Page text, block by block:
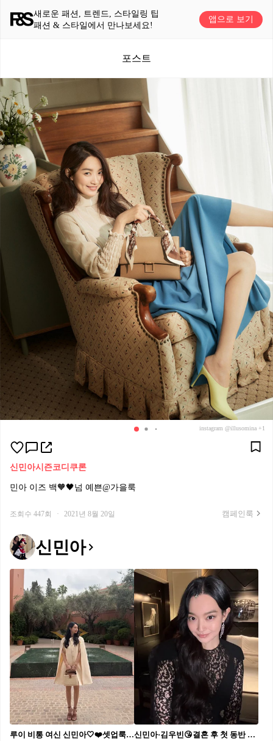
새로운 패션, 트렌드, 스타일링 팁
패션 & 스타일에서 만나보세요!
앱으로 보기
포스트
instagram @illusomina +1
신민아시즌코디 쿠론
민아 이즈 백🧡🖤넘 예쁜@가을룩
조회수 447회 · 2021년 8월 20일 캠페인룩
신민아
루이 비통 여신 신민아🤍❤️셋업룩 모로코에서 루이 비통 미시카 하이 주얼리 컬렉션✨케이프 코디 이번 룩은 크림 톤 케이프 드레스가 중심이였습니다. 어깨에 자리한 골드 LV 모노그램 메달리온 버튼이 포인트, 라피아 위커에 카멜 가죽 핸들을 결합한 카퓌신(Capucines) 백과 브라운 가죽 앵클 스트랩 샌들로 톤을 맞췄어요.
신민아·김우빈😘결혼 후 첫 동반 무대 블랙 레이스와 화이트 턱시도 🖤🤍 상극 드레스코드 부부 싸움인가요?! 7월 31일 인천 영종도 파라다이스시티에서 열린 제5회 청룡시리즈어워즈에 신민아와 김우빈이 나란히 참석했습니다. 지난해 12월 20일 비공개 결혼식 이후 두 사람이 같은 공식 행사에 선 건 처음. 신민아는 블랙 레이스 드레스, 김우빈은 화이트 턱시도 재킷을 입었어요. 신민아는 시상식 마지막 순서인 대상 시상자로 무대에 올랐습니다. 김우빈은 《다 이루어질지니》로 남우주연상 후보에 올라 객석을 지켰고요. 대상은 김고은에게 돌아갔습니다. 10년 공개 열애 끝에 부부가 된 두 사람. 신민아 차기작은 《재혼 황후》입니다.